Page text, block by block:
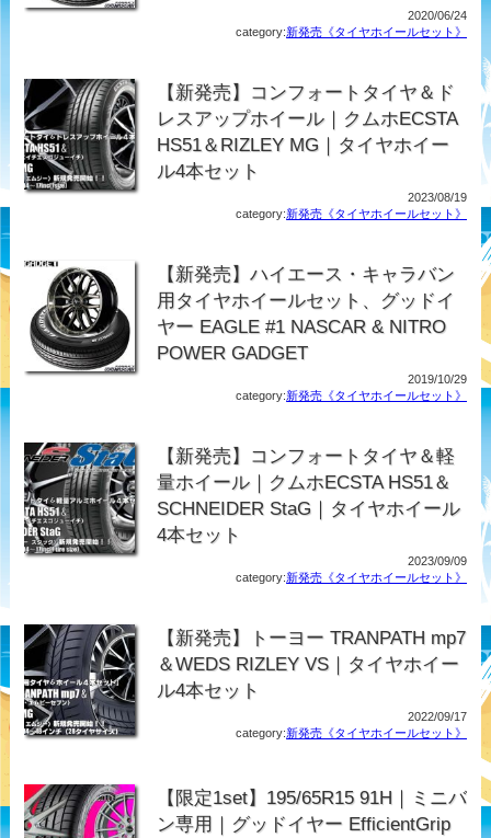
2020/06/24
category:新発売《タイヤホイールセット》
【新発売】コンフォートタイヤ＆ド
レスアップホイール｜クムホECSTA
HS51＆RIZLEY MG｜タイヤホイー
ル4本セット
2023/08/19
category:新発売《タイヤホイールセット》
【新発売】ハイエース・キャラバン
用タイヤホイールセット、グッドイ
ヤー EAGLE #1 NASCAR & NITRO
POWER GADGET
2019/10/29
category:新発売《タイヤホイールセット》
【新発売】コンフォートタイヤ＆軽
量ホイール｜クムホECSTA HS51＆
SCHNEIDER StaG｜タイヤホイール
4本セット
2023/09/09
category:新発売《タイヤホイールセット》
【新発売】トーヨー TRANPATH mp7
＆WEDS RIZLEY VS｜タイヤホイー
ル4本セット
2022/09/17
category:新発売《タイヤホイールセット》
【限定1set】195/65R15 91H｜ミニバ
ン専用｜グッドイヤー EfficientGrip